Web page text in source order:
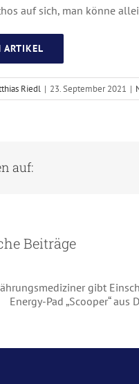
auf sich, man könne
ARTIKEL
Riedl | 23. September 2021 |
auf:
Beiträge
Einschätzung zum
„Scooper“ aus